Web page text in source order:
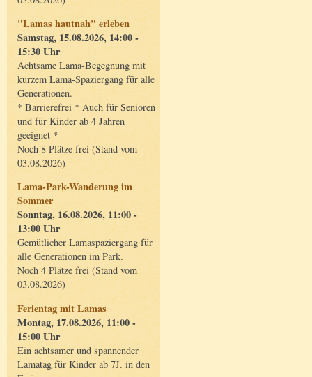
"Lamas hautnah" erleben
Samstag, 15.08.2026, 14:00 -
15:30 Uhr
Achtsame Lama-Begegnung mit
kurzem Lama-Spaziergang für alle
Generationen.
* Barrierefrei * Auch für Senioren
und für Kinder ab 4 Jahren
geeignet *
Noch 8 Plätze frei (Stand vom
03.08.2026)
Lama-Park-Wanderung im
Sommer
Sonntag, 16.08.2026, 11:00 -
13:00 Uhr
Gemütlicher Lamaspaziergang für
alle Generationen im Park.
Noch 4 Plätze frei (Stand vom
03.08.2026)
Ferientag mit Lamas
Montag, 17.08.2026, 11:00 -
15:00 Uhr
Ein achtsamer und spannender
Lamatag für Kinder ab 7J. in den